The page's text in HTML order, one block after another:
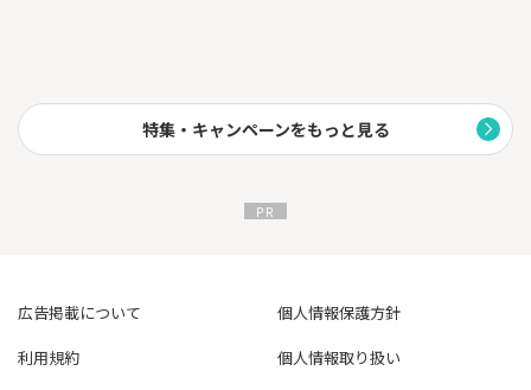
特集・キャンペーンをもっと見る
広告掲載について
個人情報保護方針
利用規約
個人情報取り扱い